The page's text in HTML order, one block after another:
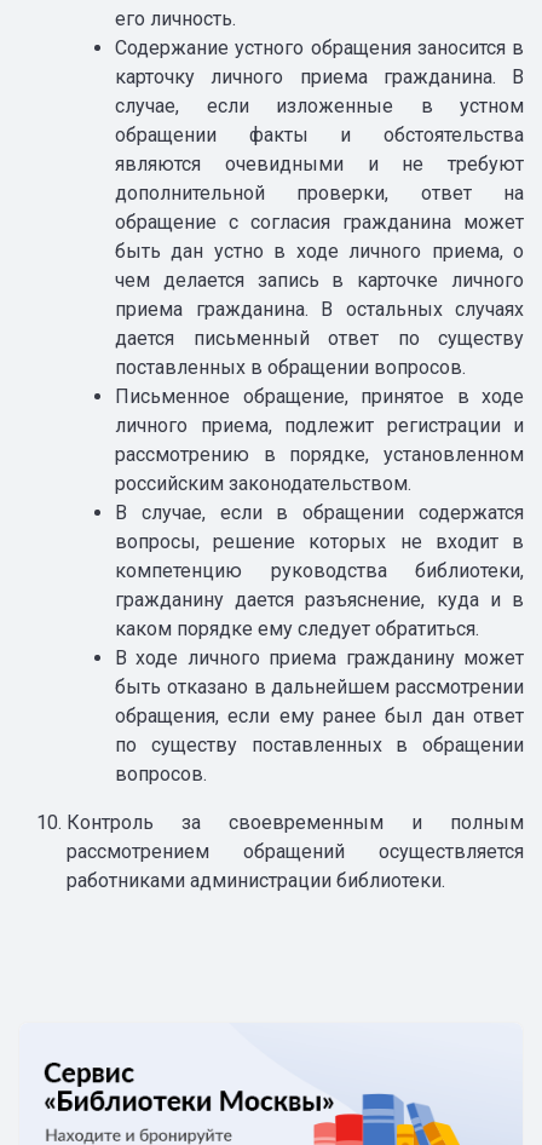
его личность.
Содержание устного обращения заносится в
карточку личного приема гражданина. В
случае, если изложенные в устном
обращении факты и обстоятельства
являются очевидными и не требуют
дополнительной проверки, ответ на
обращение с согласия гражданина может
быть дан устно в ходе личного приема, о
чем делается запись в карточке личного
приема гражданина. В остальных случаях
дается письменный ответ по существу
поставленных в обращении вопросов.
Письменное обращение, принятое в ходе
личного приема, подлежит регистрации и
рассмотрению в порядке, установленном
российским законодательством.
В случае, если в обращении содержатся
вопросы, решение которых не входит в
компетенцию руководства библиотеки,
гражданину дается разъяснение, куда и в
каком порядке ему следует обратиться.
В ходе личного приема гражданину может
быть отказано в дальнейшем рассмотрении
обращения, если ему ранее был дан ответ
по существу поставленных в обращении
вопросов.
Контроль за своевременным и полным
рассмотрением обращений осуществляется
работниками администрации библиотеки.